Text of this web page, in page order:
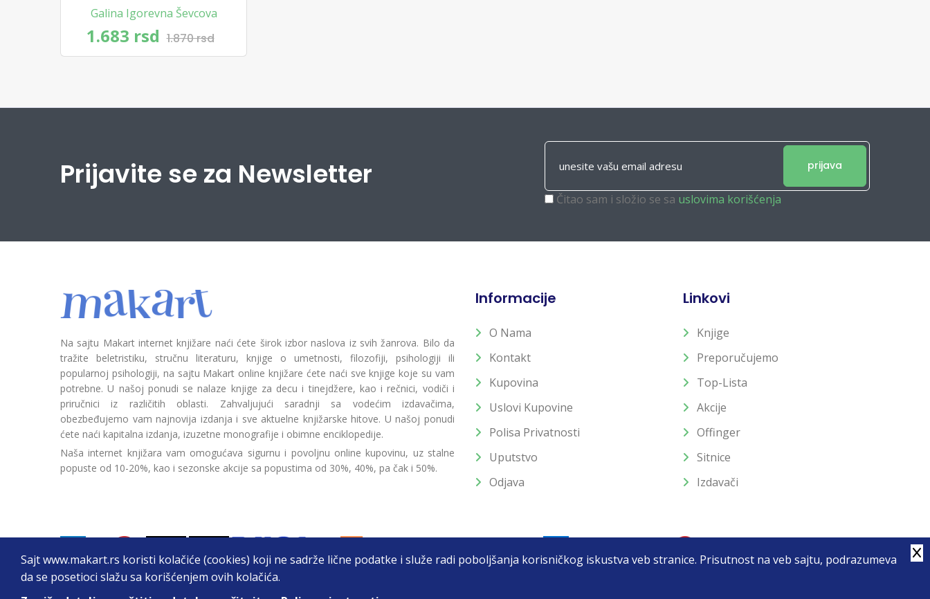
Sajt www.makart.rs koristi kolačiće (cookies) koji ne sadrže lične podatke i služe radi poboljšanja korisničkog iskustva veb stranice. Prisutnost na veb sajtu, podrazumeva
da se posetioci slažu sa korišćenjem ovih kolačića.
Galina Igorevna Ševcova
1.683 rsd 1.870 rsd
Prijavite se za Newsletter prijava
Čitao sam i složio se sa uslovima korišćenja
Na sajtu Makart internet knjižare naći ćete širok izbor naslova iz svih žanrova. Bilo da
tražite beletristiku, stručnu literaturu, knjige o umetnosti, filozofiji, psihologiji ili
popularnoj psihologiji, na sajtu Makart online knjižare ćete naći sve knjige koje su vam
potrebne. U našoj ponudi se nalaze knjige za decu i tinejdžere, kao i rečnici, vodiči i
priručnici iz različitih oblasti. Zahvaljujući saradnji sa vodećim izdavačima,
obezbeđujemo vam najnovija izdanja i sve aktuelne knjižarske hitove. U našoj ponudi
ćete naći kapitalna izdanja, izuzetne monografije i obimne enciklopedije.
Naša internet knjižara vam omogućava sigurnu i povoljnu online kupovinu, uz stalne
popuste od 10-20%, kao i sezonske akcije sa popustima od 30%, 40%, pa čak i 50%.
Informacije
O Nama
Kontakt
Kupovina
Uslovi Kupovine
Polisa Privatnosti
Uputstvo
Odjava
Linkovi
Knjige
Preporučujemo
Top-Lista
Akcije
Offinger
Sitnice
Izdavači